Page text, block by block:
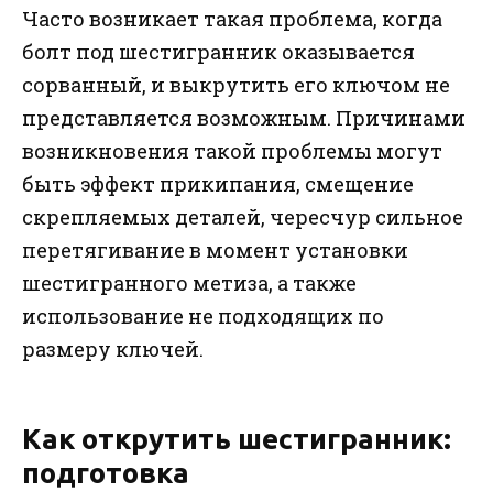
Часто возникает такая проблема, когда
болт под шестигранник оказывается
сорванный, и выкрутить его ключом не
представляется возможным. Причинами
возникновения такой проблемы могут
быть эффект прикипания, смещение
скрепляемых деталей, чересчур сильное
перетягивание в момент установки
шестигранного метиза, а также
использование не подходящих по
размеру ключей.
Как открутить шестигранник:
подготовка